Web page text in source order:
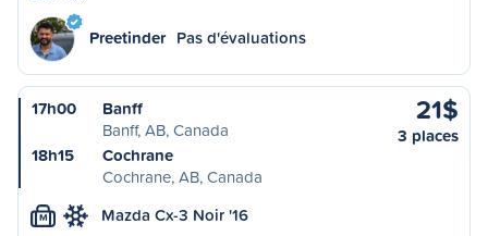
Preetinder Pas d'évaluations
17h00
Banff
Banff, AB, Canada
18h15
Cochrane
Cochrane, AB, Canada
21$
3 places
M Mazda Cx-3 Noir '16